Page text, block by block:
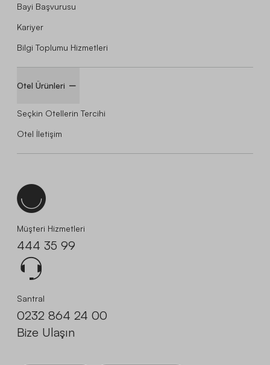
Bayi Başvurusu
Kariyer
Bilgi Toplumu Hizmetleri
Otel Ürünleri
Seçkin Otellerin Tercihi
Otel İletişim
Müşteri Hizmetleri
444 35 99
Santral
0232 864 24 00
Bize Ulaşın